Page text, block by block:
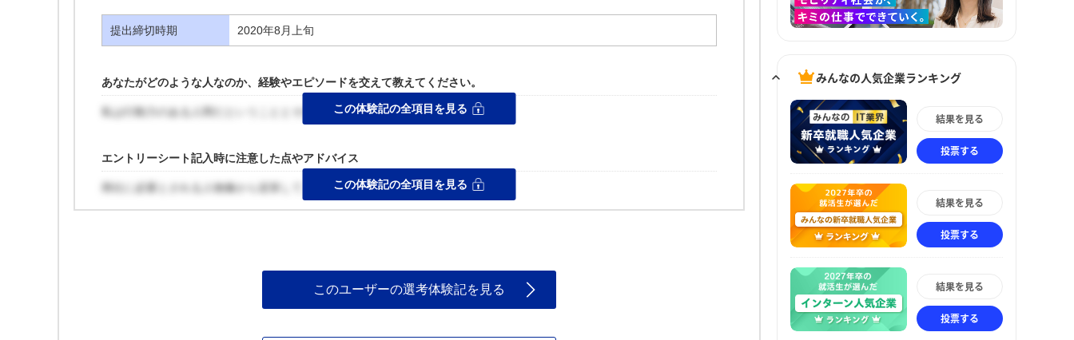
提出締切時期 2020年8月上旬
あなたがどのような人なのか、経験やエピソードを交えて教えてください。
私は行動力のある人間だということとそれを補強するエピソード。
この体験記の全項目を見る
エントリーシート記入時に注意した点やアドバイス
商社に必要とされる人物像から逆算して、書いた。この体験記の全項目を見る
このユーザーの選考体験記を見る
みんなの人気企業ランキング
結果を見る
投票する
結果を見る
投票する
結果を見る
投票する